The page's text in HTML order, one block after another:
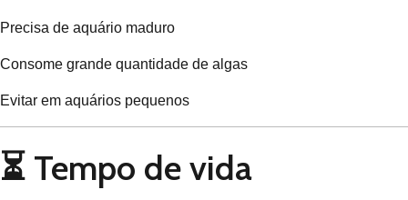
Precisa de aquário maduro
Consome grande quantidade de algas
Evitar em aquários pequenos
⏳ Tempo de vida